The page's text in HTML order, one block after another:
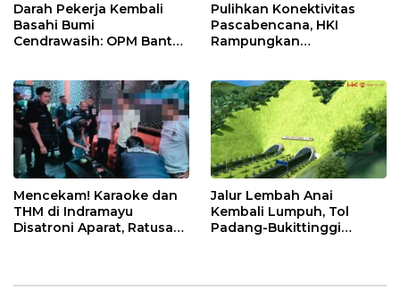
Darah Pekerja Kembali
Basahi Bumi
Cendrawasih: OPM Bantai
Pulihkan Konektivitas
Pascabencana, HKI
Rampungkan
Mencekam! Karaoke dan
THM di Indramayu
Disatroni Aparat, Ratusan
Jalur Lembah Anai
Kembali Lumpuh, Tol
Padang-Bukittinggi